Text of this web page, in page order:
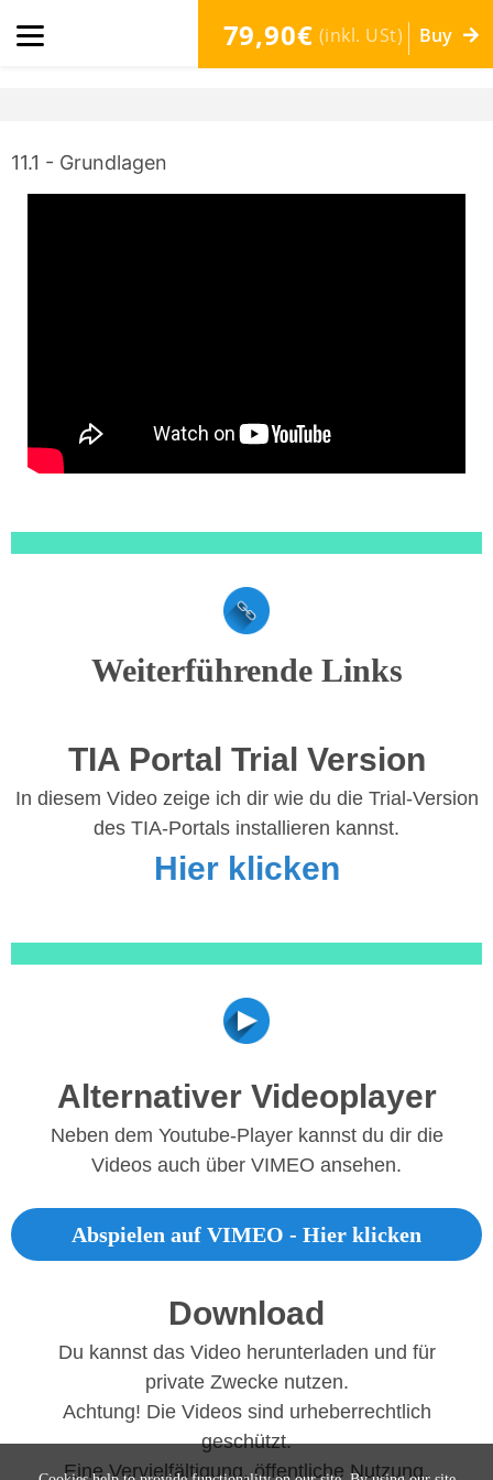
79,90€ (inkl. USt) Buy
11.1 - Grundlagen
Weiterführende Links
TIA Portal Trial Version
In diesem Video zeige ich dir wie du die Trial-Version
des TIA-Portals installieren kannst.
Hier klicken
Alternativer Videoplayer
Neben dem Youtube-Player kannst du dir die
Videos auch über VIMEO ansehen.
Abspielen auf VIMEO - Hier klicken
Download
Du kannst das Video herunterladen und für
private Zwecke nutzen.
Achtung! Die Videos sind urheberrechtlich
geschützt.
Eine Vervielfältigung, öffentliche Nutzung,